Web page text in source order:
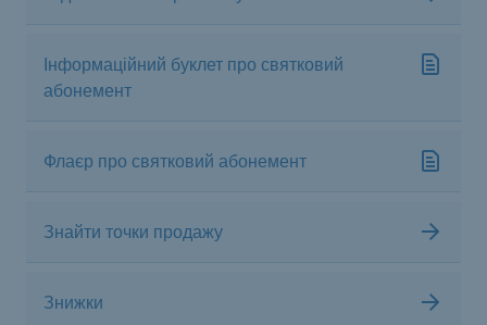
Інформаційний буклет про святковий
абонемент
Флаєр про святковий абонемент
Знайти точки продажу
Знижки